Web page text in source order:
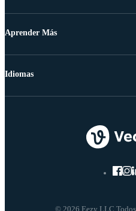
Aprender Más
© 2026 Eezy LLC Todos
Idiomas